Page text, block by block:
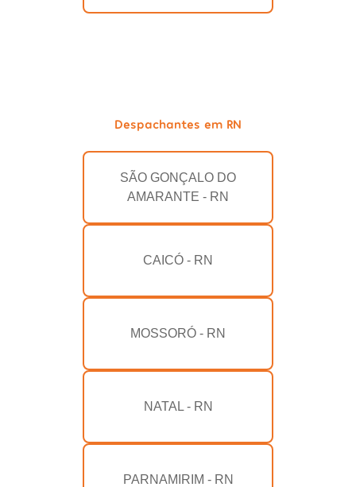
Despachantes em RN
SÃO GONÇALO DO
AMARANTE - RN
CAICÓ - RN
MOSSORÓ - RN
NATAL - RN
PARNAMIRIM - RN